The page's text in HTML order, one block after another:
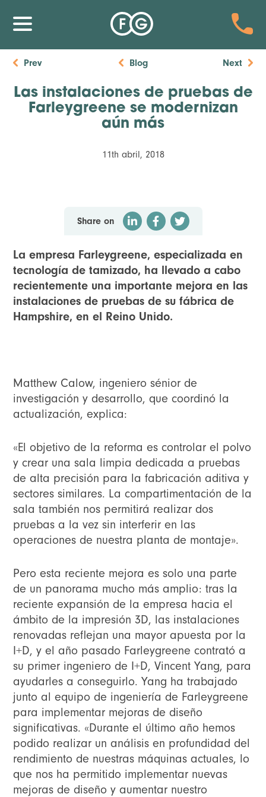
Prev Blog Next
Las instalaciones de pruebas de
Farleygreene se modernizan
aún más
11th abril, 2018
Share on
La empresa Farleygreene, especializada en
tecnología de tamizado, ha llevado a cabo
recientemente una importante mejora en las
instalaciones de pruebas de su fábrica de
Hampshire, en el Reino Unido.
Matthew Calow, ingeniero sénior de
investigación y desarrollo, que coordinó la
actualización, explica:
«El objetivo de la reforma es controlar el polvo
y crear una sala limpia dedicada a pruebas
de alta precisión para la fabricación aditiva y
sectores similares. La compartimentación de la
sala también nos permitirá realizar dos
pruebas a la vez sin interferir en las
operaciones de nuestra planta de montaje».
Pero esta reciente mejora es solo una parte
de un panorama mucho más amplio: tras la
reciente expansión de la empresa hacia el
ámbito de la impresión 3D, las instalaciones
renovadas reflejan una mayor apuesta por la
I+D, y el año pasado Farleygreene contrató a
su primer ingeniero de I+D, Vincent Yang, para
ayudarles a conseguirlo. Yang ha trabajado
junto al equipo de ingeniería de Farleygreene
para implementar mejoras de diseño
significativas. «Durante el último año hemos
podido realizar un análisis en profundidad del
rendimiento de nuestras máquinas actuales, lo
que nos ha permitido implementar nuevas
mejoras de diseño y aumentar nuestro